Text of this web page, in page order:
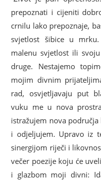
prepoznati i cijeniti
crnilu lako prepoznaje,
svjetlost šibice u
malenu svjetlost ili
druge. Nestajemo
mojim divnim
rad, osvjetljavaju put
vuku me u nova
istražujem nova
i odjeljujem. Upravo iz
sinergijom riječi i
večer poezije koju će
i glazbom moji divni: